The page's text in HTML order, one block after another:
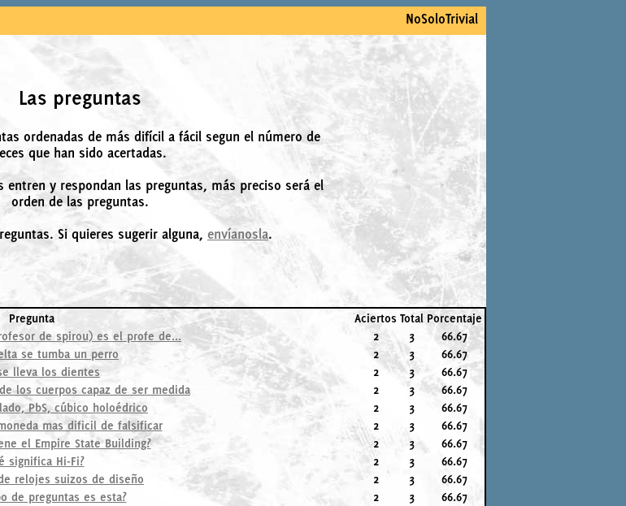
NoSoloTrivial
Las preguntas
ordenadas de más difícil a fácil segun el número de
que han sido acertadas.
entren y respondan las preguntas, más preciso será el
orden de las preguntas.
Si quieres sugerir alguna, envíanosla.
Pregunta Aciertos Total Porcentaje
de spirou) es el profe de... 2 3
66.67
se tumba un perro 2 3
66.67
lleva los dientes 2 3
66.67
los cuerpos capaz de ser medida 2 3
66.67
PbS, cúbico holoédrico 2 3
66.67
mas dificil de falsificar 2 3
66.67
el Empire State Building? 2 3
66.67
significa Hi-Fi? 2 3
66.67
relojes suizos de diseño 2 3
66.67
de preguntas es esta? 2 3
66.67